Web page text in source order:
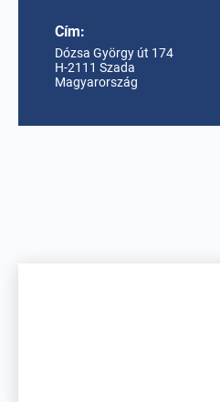
Cím:
Dózsa György út 174
H-2111 Szada
Magyarország